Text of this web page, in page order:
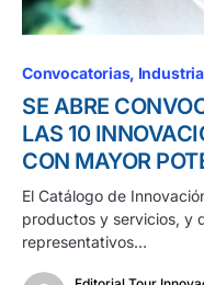
Convocatorias
SE ABRE
LAS 10
CON MAYOR
El Catálogo de
productos y servicios, y
representativos…